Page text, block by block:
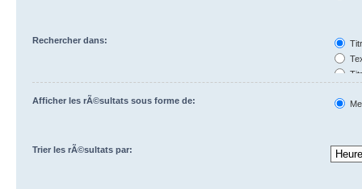
Rechercher dans:
Afficher les rÃ©sultats sous forme de:
Trier les rÃ©sultats par: